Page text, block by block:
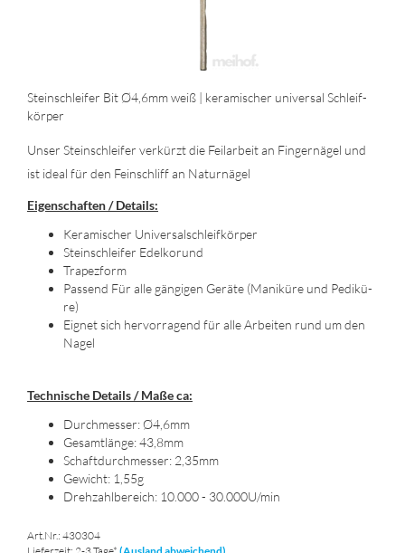
Stein­schlei­fer Bit Ø4,6mm weiß | ke­ra­mi­scher uni­ver­sal Schleif­
kör­per
Unser Stein­schlei­fer ver­kürzt die Feil­ar­beit an Fin­ger­nä­gel und
ist ideal für den Fein­schliff an Na­tur­nä­gel
Ei­gen­schaf­ten / De­tails:
Ke­ra­mi­scher Uni­ver­sal­schleif­kör­per
Stein­schlei­fer Edel­kor­und
Tra­pez­form
Pas­send Für alle gän­gi­gen Ge­rä­te (Ma­ni­kü­re und Pe­di­kü­
re)
Eig­net sich her­vor­ra­gend für alle Ar­bei­ten rund um den
Nagel
Tech­ni­sche De­tails / Maße ca:
Durch­mes­ser: Ø4,6mm
Ge­samt­län­ge: 43,8mm
Schaft­durch­mes­ser: 2,35mm
Ge­wicht: 1,55g
Dreh­zahl­be­reich: 10.000 - 30.000U/min
Art.Nr.: 430304